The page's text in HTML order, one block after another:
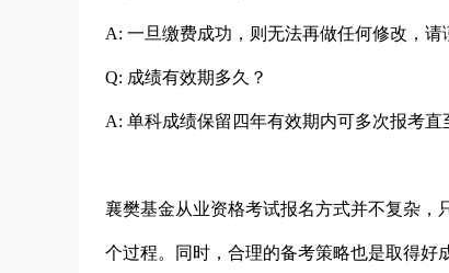
A: 一旦缴费成功，则无法再做任何修改，请
Q: 成绩有效期多久？
A: 单科成绩保留四年有效期内可多次报考直
襄樊基金从业资格考试报名方式并不复杂
个过程。同时，合理的备考策略也是取得好